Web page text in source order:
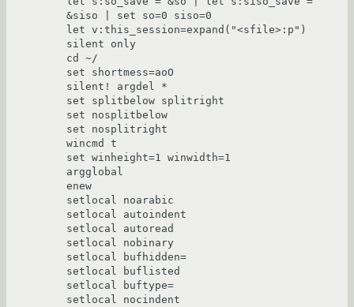
&siso | set so=0 siso=0
let v:this_session=expand("<sfile>:p")
silent only
cd ~/
set shortmess=aoO
silent! argdel *
set splitbelow splitright
set nosplitbelow
set nosplitright
wincmd t
set winheight=1 winwidth=1
argglobal
enew
setlocal noarabic
setlocal autoindent
setlocal autoread
setlocal nobinary
setlocal bufhidden=
setlocal buflisted
setlocal buftype=
setlocal nocindent